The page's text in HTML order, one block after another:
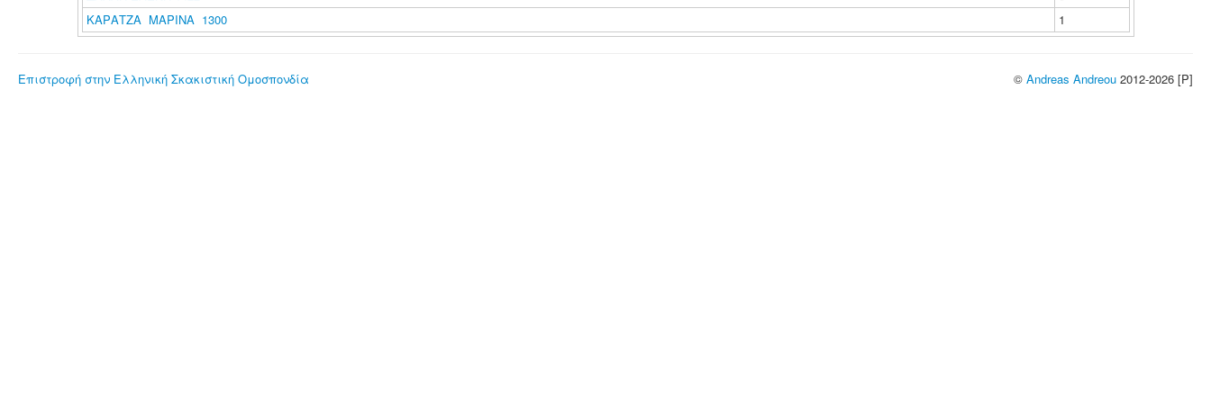
ΚΑΡΑΤΖΑ ΜΑΡΙΝΑ 1300
1
Επιστροφή στην Ελληνική Σκακιστική Ομοσπονδία © Andreas Andreou 2012-2026 [P]